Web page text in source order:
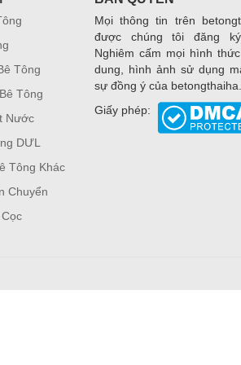
Tông
Tông
Nước
DƯL
Tông Khác
Chuyển
Mọi thông tin trên
được chúng tôi đăng
Nghiêm cấm mọi hình
dung, hình ảnh sử dụng
sự đồng ý của
Giấy phép: